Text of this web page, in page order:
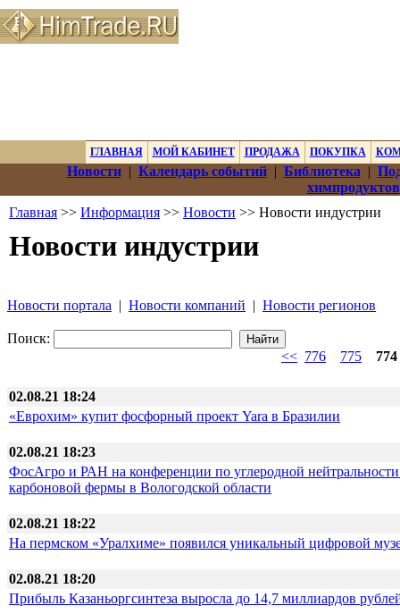
ГЛАВНАЯ МОЙ КАБИНЕТ ПРОДАЖА ПОКУПКА
Новости| Календарь событий| Библиотека |
химпродуктов
Главная >> Информация >> Новости >> Новости индустрии
Новости индустрии
Новости портала | Новости компаний | Новости регионов
Поиск:
<< 776 775 774
02.08.21 18:24
«Еврохим» купит фосфорный проект Yara в Бразилии
02.08.21 18:23
ФосАгро и РАН на конференции по углеродной
карбоновой фермы в Вологодской области
02.08.21 18:22
На пермском «Уралхиме» появился уникальный цифровой
02.08.21 18:20
Прибыль Казаньоргсинтеза выросла до 14,7 миллиардов